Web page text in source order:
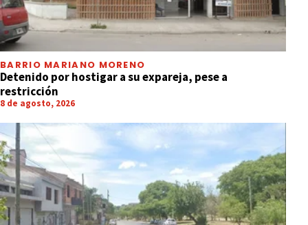
BARRIO MARIANO MORENO
Detenido por hostigar a su expareja, pese a
restricción
8 de agosto, 2026